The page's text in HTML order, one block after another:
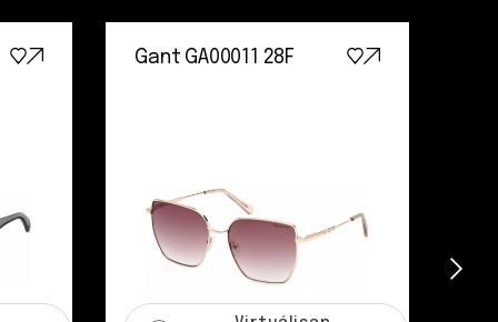
Gant GA00011 28F